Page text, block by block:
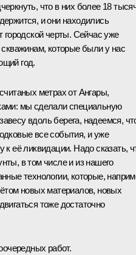
что в них более 18
и они находились
городской черты. Сейчас уже
которые были у нас
год.
метрах от Ангары,
мы сделали специальную
вдоль берега, надеемся,
все события, и уже
к её ликвидации. Надо сказать,
в том числе и из нашего
технологии, которые,
новых материалов, новых
тоже достаточно
работ.